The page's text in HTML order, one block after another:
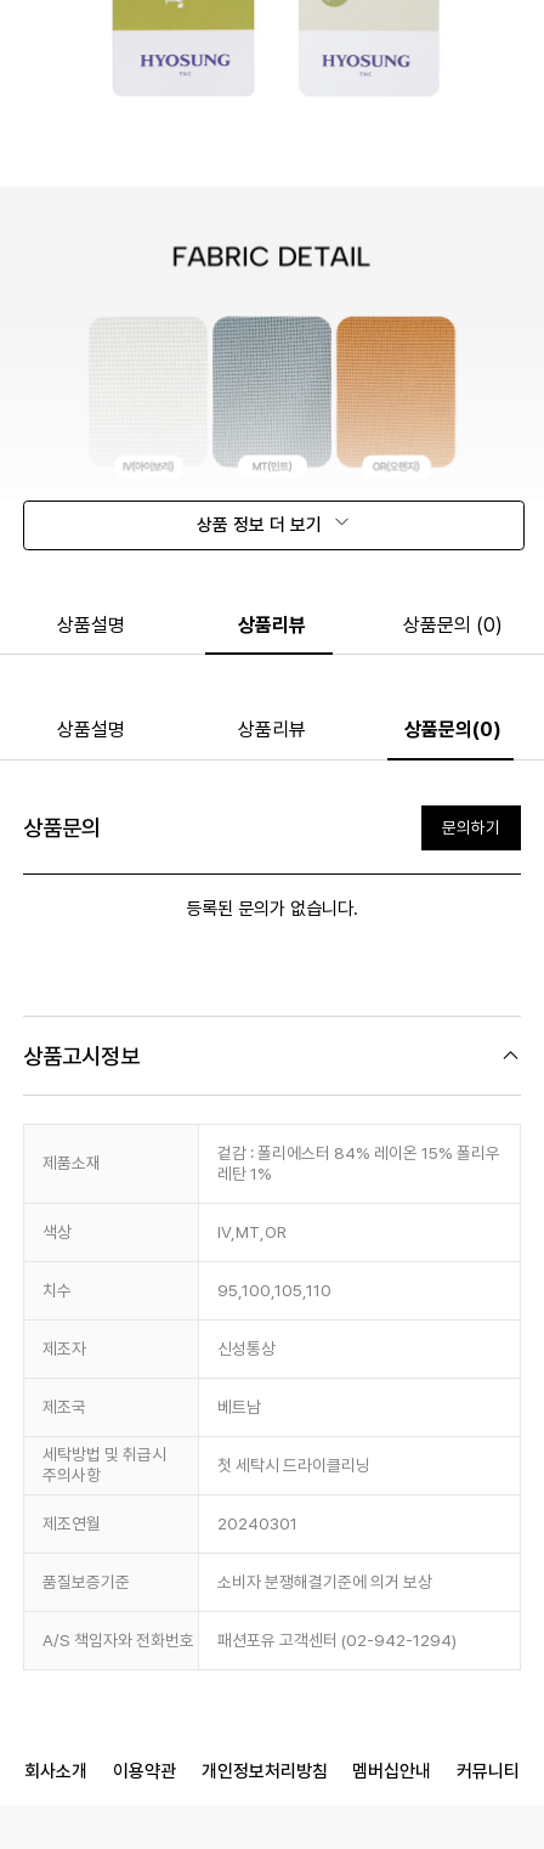
상품 정보 더 보기
상품설명 상품리뷰 상품문의 (0)
상품설명 상품리뷰 상품문의(0)
상품문의 문의하기
등록된 문의가 없습니다.
상품고시정보
제품소재
겉감 : 폴리에스터 84% 레이온 15% 폴리우
레탄 1%
색상 IV,MT,OR
치수 95,100,105,110
제조자 신성통상
제조국 베트남
세탁방법 및 취급시
주의사항
첫 세탁시 드라이클리닝
제조연월 20240301
품질보증기준 소비자 분쟁해결기준에 의거 보상
A/S 책임자와 전화번호 패션포유 고객센터 (02-942-1294)
회사소개 이용약관 개인정보처리방침 멤버십안내 커뮤니티